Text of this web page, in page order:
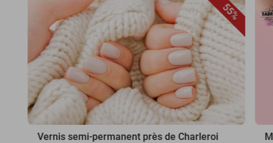
55%
Vernis semi-permanent près de Charleroi